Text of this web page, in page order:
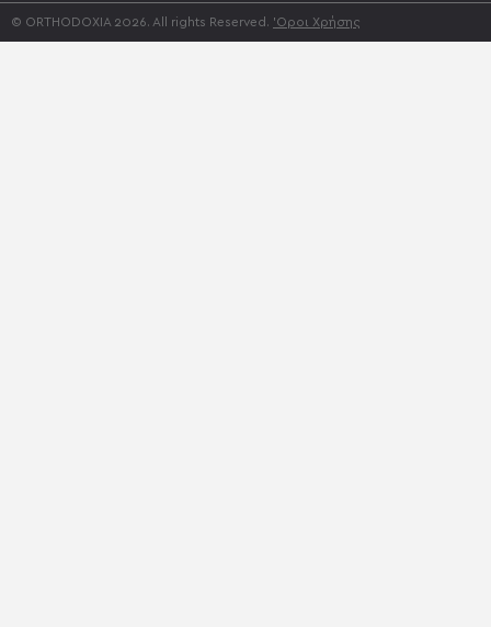
© ORTHODOXIA 2026. All rights Reserved. 'Οροι Χρήσης